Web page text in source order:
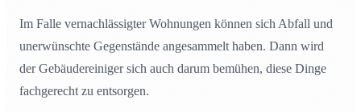
Im Falle vernachlässigter Wohnungen können sich Abfall und
unerwünschte Gegenstände angesammelt haben. Dann wird
der Gebäudereiniger sich auch darum bemühen, diese Dinge
fachgerecht zu entsorgen.